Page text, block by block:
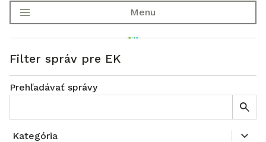
Menu
Filter správ pre EK
Prehľadávať správy
Kategória